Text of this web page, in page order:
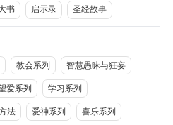
书 启示录 圣经故事
教会系列 智慧愚昧与狂妄
爱系列 学习系列
法 爱神系列 喜乐系列